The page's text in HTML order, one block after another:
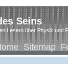
Seins
Lesern über Physik und
Sitemap